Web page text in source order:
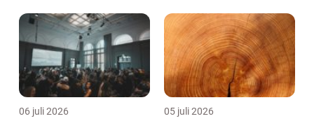
06 juli 2026 05 juli 2026